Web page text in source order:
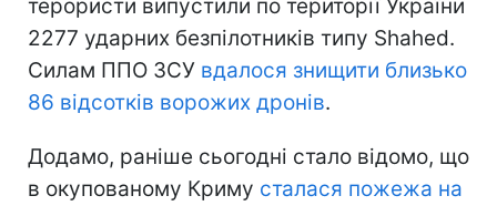
терористи випустили по території України
2277 ударних безпілотників типу Shahed.
Силам ППО ЗСУ вдалося знищити близько
86 відсотків ворожих дронів.
Додамо, раніше сьогодні стало відомо, що
в окупованому Криму сталася пожежа на